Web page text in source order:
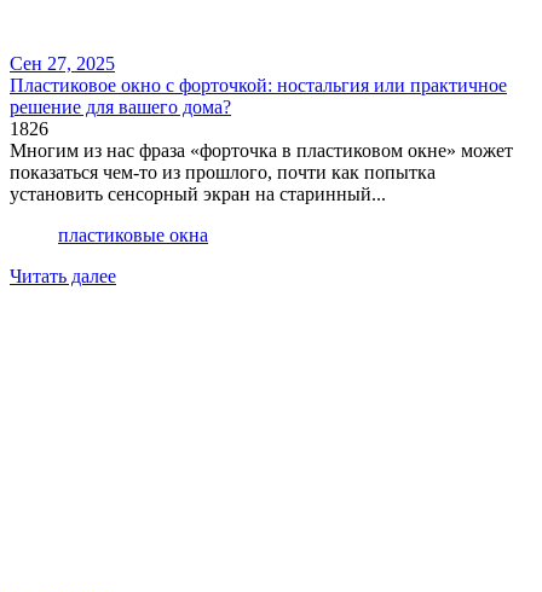
Сен 27, 2025
​Пластиковое окно с форточкой: ностальгия или практичное
решение для вашего дома?
1826
Многим из нас фраза «форточка в пластиковом окне» может
показаться чем-то из прошлого, почти как попытка
установить сенсорный экран на старинный...
пластиковые окна
Читать далее